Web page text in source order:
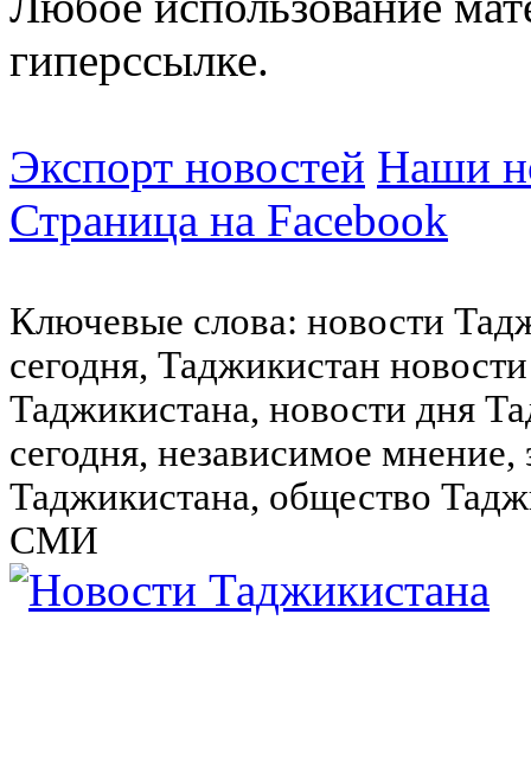
гиперссылке.
Экспорт новостей Наши
Страница на Facebook
Ключевые слова: новости
сегодня, Таджикистан
Таджикистана, новости дня
сегодня, независимое
Таджикистана, общество
СМИ